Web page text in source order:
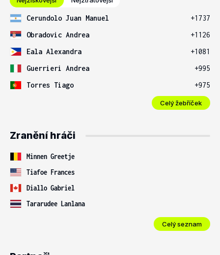
Cerundolo Juan Manuel
+1737
Obradovic Andrea
+1126
Eala Alexandra
+1081
Guerrieri Andrea
+995
Torres Tiago
+975
Celý žebříček
Zranění hráči
Minnen Greetje
Tiafoe Frances
Diallo Gabriel
Tararudee Lanlana
Celý seznam